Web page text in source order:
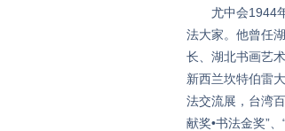
尤中会1944年
法大家。他曾任
长、湖北书画艺
新西兰坎特伯雷
法交流展，台湾
献奖•书法金奖”